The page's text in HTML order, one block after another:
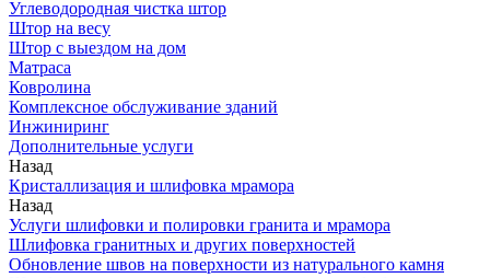
Углеводородная чистка штор
Штор на весу
Штор с выездом на дом
Матраса
Ковролина
Комплексное обслуживание зданий
Инжиниринг
Дополнительные услуги
Назад
Кристаллизация и шлифовка мрамора
Назад
Услуги шлифовки и полировки гранита и мрамора
Шлифовка гранитных и других поверхностей
Обновление швов на поверхности из натурального камня